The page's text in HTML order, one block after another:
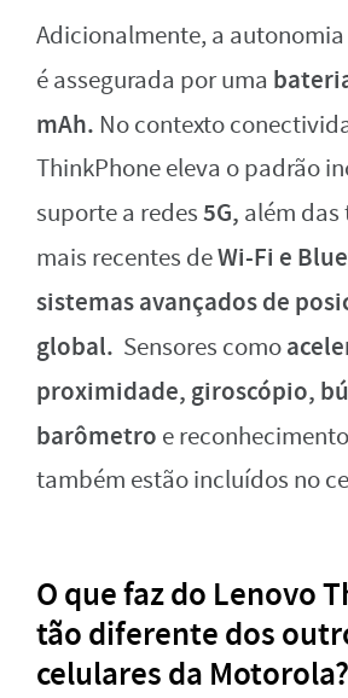
Adicionalmente, a
é assegurada por uma
mAh. No contexto
ThinkPhone eleva o padrão
suporte a redes5G, além das
mais recentes deWi-Fi e
sistemas avançados de
global. Sensores como
proximidade, giroscópio,
barômetro e
também estão incluídos no
O que faz do Lenovo
tão diferente dos
celulares da Motorola?